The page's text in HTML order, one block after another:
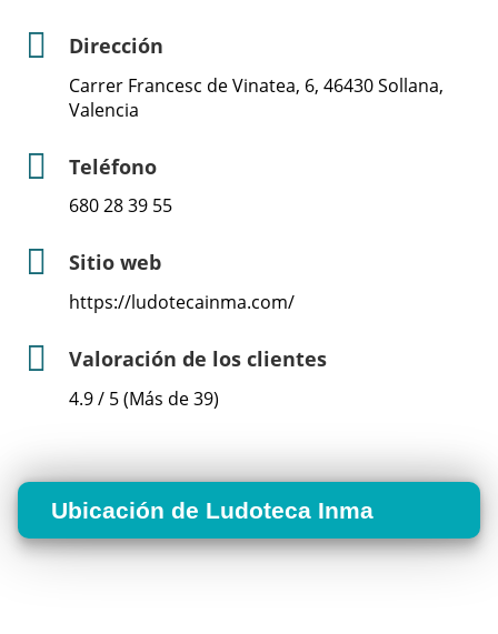
Dirección
Carrer Francesc de Vinatea, 6, 46430 Sollana,
Valencia
Teléfono
680 28 39 55
Sitio web
https://ludotecainma.com/
Valoración de los clientes
4.9 / 5 (Más de 39)
Ubicación de Ludoteca Inma